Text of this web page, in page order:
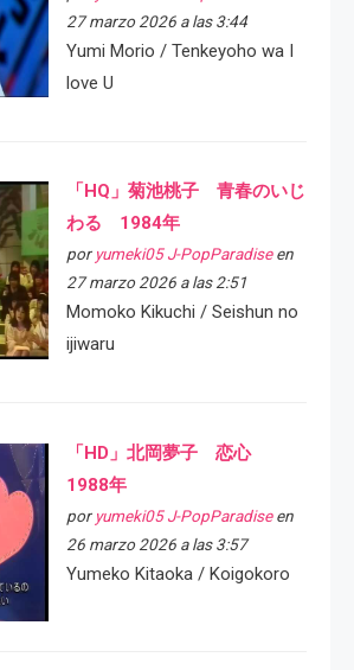
27 marzo 2026 a las 3:44
Yumi Morio / Tenkeyoho wa I
love U
「HQ」菊池桃子 青春のいじ
わる 1984年
por yumeki05 J-PopParadiseen
27 marzo 2026 a las 2:51
Momoko Kikuchi / Seishun no
ijiwaru
「HD」北岡夢子 恋心
1988年
por yumeki05 J-PopParadiseen
26 marzo 2026 a las 3:57
Yumeko Kitaoka / Koigokoro